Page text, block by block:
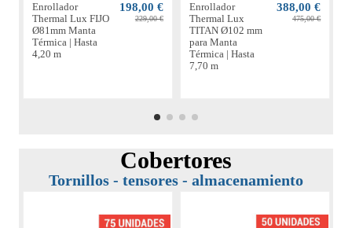
Enrollador
Thermal Lux FIJO
Ø81mm Manta
Térmica | Hasta
4,20 m
198,00 €
229,00 €
Enrollador
Thermal Lux
TITAN Ø102 mm
para Manta
Térmica | Hasta
7,70 m
388,00 €
475,00 €
Cobertores
Tornillos - tensores - almacenamiento